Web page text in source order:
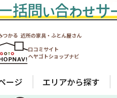
つかる 近所の家具・ふとん屋さん
口コミサイト
ヘヤゴトショップナビ
ージ エリアから探す